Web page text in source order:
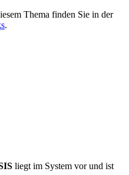
Thema finden Sie in der
.
liegt im System vor und ist